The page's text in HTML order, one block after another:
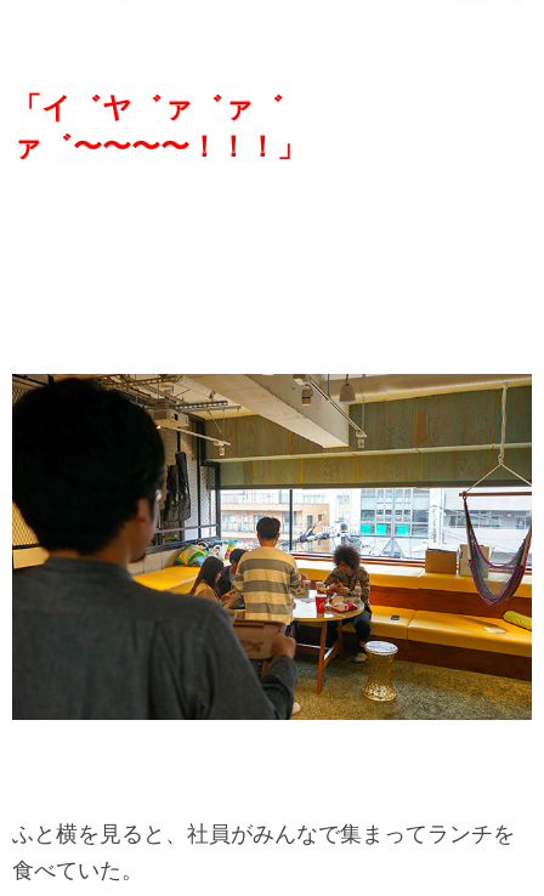
「イ゛ヤ゛ァ゛ァ゛
ァ゛〜〜〜〜！！！」
ふと横を見ると、社員がみんなで集まってランチを
食べていた。